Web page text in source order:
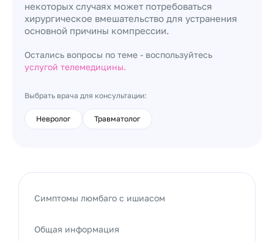
некоторых случаях может потребоваться
хирургическое вмешательство для устранения
основной причины компрессии.
Остались вопросы по теме - воспользуйтесь
услугой телемедицины.
Выбрать врача для консультации:
Невролог Травматолог
Симптомы люмбаго с ишиасом
Общая информация